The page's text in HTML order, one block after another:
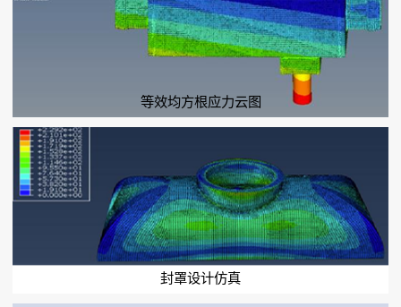
等效均方根应力云图
封罩设计仿真